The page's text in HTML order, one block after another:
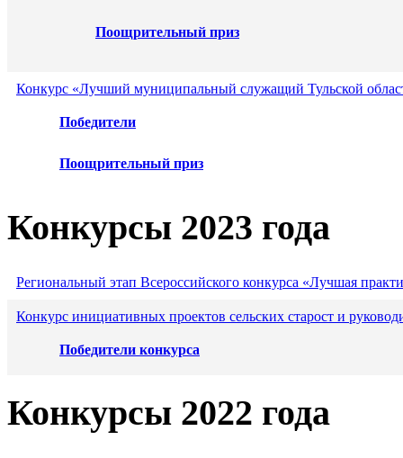
Поощрительный приз
Конкурс «Лучший муниципальный служащий Тульской
Победители
Поощрительный приз
Конкурсы 2023 года
Региональный этап Всероссийского конкурса «Лучшая
Конкурс инициативных проектов сельских старост и
Победители конкурса
Конкурсы 2022 года